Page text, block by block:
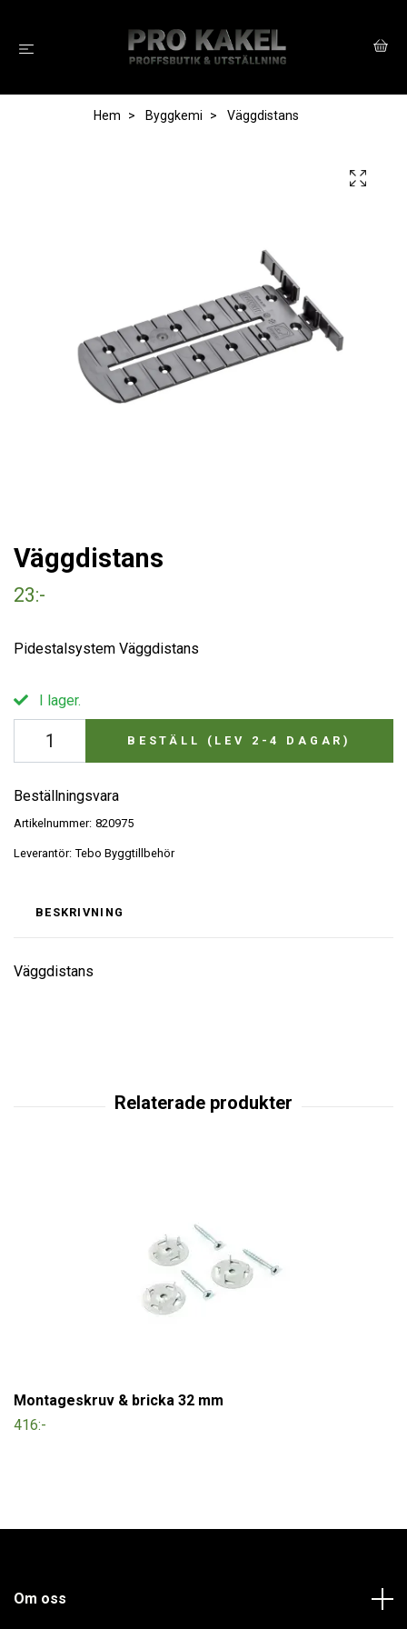
Hem Byggkemi Väggdistans
Väggdistans
23:-
Pidestalsystem Väggdistans
I lager.
BESTÄLL (LEV 2-4 DAGAR)
Beställningsvara
Artikelnummer: 820975
Leverantör: Tebo Byggtillbehör
BESKRIVNING
Väggdistans
Montageskruv & bricka 32 mm
416:-
Om oss